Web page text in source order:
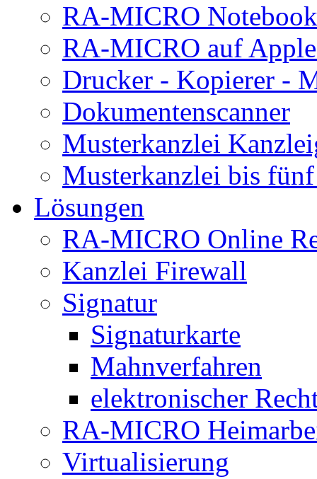
RA-MICRO Notebook
RA-MICRO auf
Drucker - Kopierer -
Dokumentenscanner
Musterkanzlei
Musterkanzlei bis
Lösungen
RA-MICRO Online
Kanzlei Firewall
Signatur
Signaturkarte
Mahnverfahren
elektronischer
RA-MICRO
Virtualisierung